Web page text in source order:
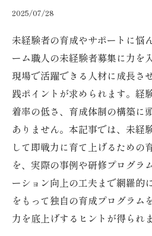
2025/07/28
未経験者の育成やサポートに悩
ーム職人の未経験者募集に力を
現場で活躍できる人材に成長さ
践ポイントが求められます。経
着率の低さ、育成体制の構築に
ありません。本記事では、未経
して即戦力に育て上げるための
を、実際の事例や研修プログラ
ーション向上の工夫まで網羅的
をもって独自の育成プログラム
力を底上げするヒントが得られま